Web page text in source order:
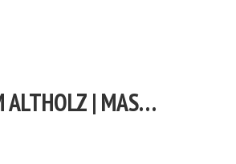
EICHEN-SOCKEL NACH MASS AUS MASSIVEM ALTHOLZ | MASSIVE HOLZSÄULE & DEKOSÄULE